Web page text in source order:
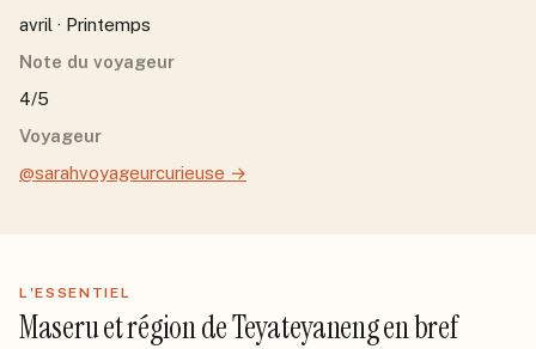
avril · Printemps
Note du voyageur
4/5
Voyageur
@sarahvoyageurcurieuse →
L'ESSENTIEL
Maseru et région de Teyateyanengen bref